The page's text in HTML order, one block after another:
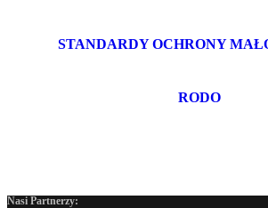
STANDARDY OCHRONY
RODO
Nasi Partnerzy: